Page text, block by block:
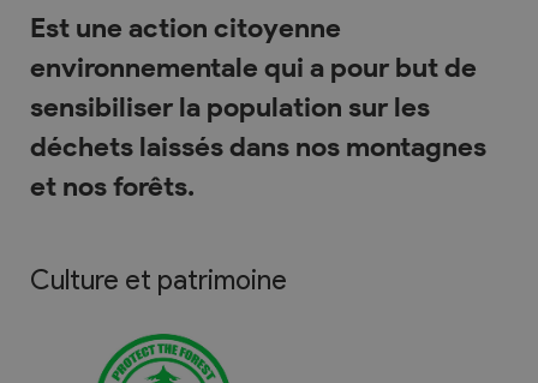
Est une action citoyenne
environnementale qui a pour but de
sensibiliser la population sur les
déchets laissés dans nos montagnes
et nos forêts.
Culture et patrimoine